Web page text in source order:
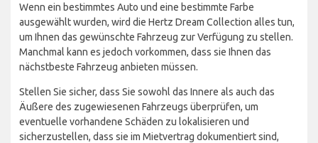
Wenn ein bestimmtes Auto und eine bestimmte Farbe
ausgewählt wurden, wird die Hertz Dream Collection alles tun,
um Ihnen das gewünschte Fahrzeug zur Verfügung zu stellen.
Manchmal kann es jedoch vorkommen, dass sie Ihnen das
nächstbeste Fahrzeug anbieten müssen.
Stellen Sie sicher, dass Sie sowohl das Innere als auch das
Äußere des zugewiesenen Fahrzeugs überprüfen, um
eventuelle vorhandene Schäden zu lokalisieren und
sicherzustellen, dass sie im Mietvertrag dokumentiert sind,